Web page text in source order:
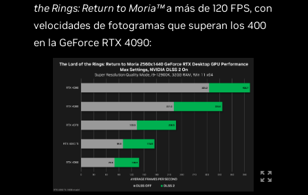
the Rings: Return to Moria™a más de 120 FPS, con
velocidades de fotogramas que superan los 400
en la GeForce RTX 4090: